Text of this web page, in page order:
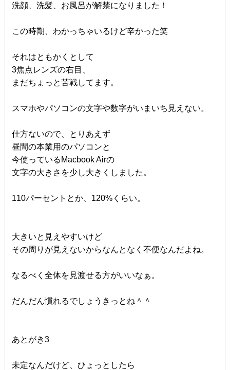
洗顔、洗髪、お風呂が解禁になりました！
この時期、わかっちゃいるけど辛かった笑
それはともかくとして
3焦点レンズの右目、
まだちょっと苦戦してます。
スマホやパソコンの文字や数字がいまいち見えない。
仕方ないので、とりあえず
昼間の本業用のパソコンと
今使っているMacbook Airの
文字の大きさを少し大きくしました。
110パーセントとか、120%くらい。
大きいと見えやすいけど
その周りが見えないからなんとなく不便なんだよね。
なるべく全体を見渡せる方がいいなぁ。
だんだん慣れるでしょうきっとね＾＾
あとがき3
未定なんだけど、ひょっとしたら